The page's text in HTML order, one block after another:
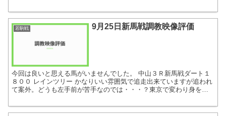
若駒戦 9月25日新馬戦調教映像評価
今回は良いと思える馬がいませんでした。 中山３Ｒ新馬戦ダート１
８００ レインツリー かなりいい雰囲気で追走出来ていますが追われ
て案外。どうも左手前が苦手なのでは・・・？東京で変わり身を期